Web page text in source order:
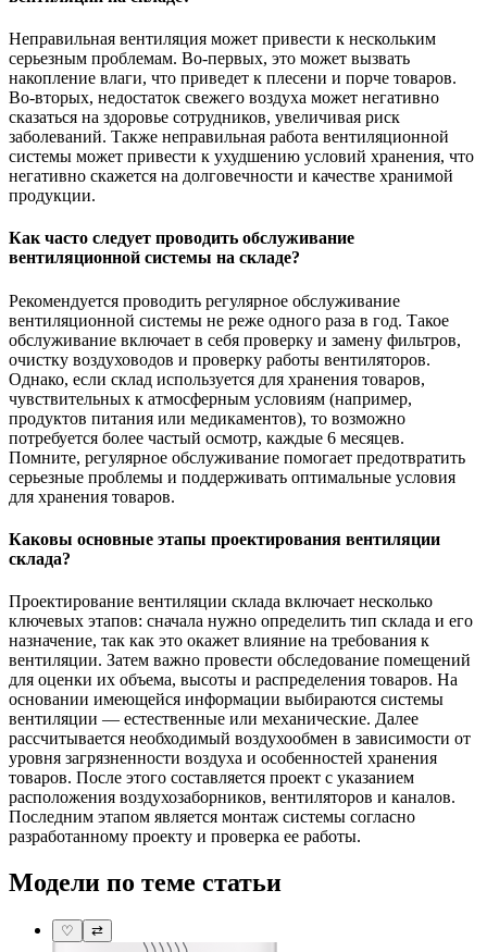
Неправильная вентиляция может привести к нескольким
серьезным проблемам. Во-первых, это может вызвать
накопление влаги, что приведет к плесени и порче товаров.
Во-вторых, недостаток свежего воздуха может негативно
сказаться на здоровье сотрудников, увеличивая риск
заболеваний. Также неправильная работа вентиляционной
системы может привести к ухудшению условий хранения, что
негативно скажется на долговечности и качестве хранимой
продукции.
Как часто следует проводить обслуживание
вентиляционной системы на складе?
Рекомендуется проводить регулярное обслуживание
вентиляционной системы не реже одного раза в год. Такое
обслуживание включает в себя проверку и замену фильтров,
очистку воздуховодов и проверку работы вентиляторов.
Однако, если склад используется для хранения товаров,
чувствительных к атмосферным условиям (например,
продуктов питания или медикаментов), то возможно
потребуется более частый осмотр, каждые 6 месяцев.
Помните, регулярное обслуживание помогает предотвратить
серьезные проблемы и поддерживать оптимальные условия
для хранения товаров.
Каковы основные этапы проектирования вентиляции
склада?
Проектирование вентиляции склада включает несколько
ключевых этапов: сначала нужно определить тип склада и его
назначение, так как это окажет влияние на требования к
вентиляции. Затем важно провести обследование помещений
для оценки их объема, высоты и распределения товаров. На
основании имеющейся информации выбираются системы
вентиляции — естественные или механические. Далее
рассчитывается необходимый воздухообмен в зависимости от
уровня загрязненности воздуха и особенностей хранения
товаров. После этого составляется проект с указанием
расположения воздухозаборников, вентиляторов и каналов.
Последним этапом является монтаж системы согласно
разработанному проекту и проверка ее работы.
Модели по теме статьи
♡ ⇄